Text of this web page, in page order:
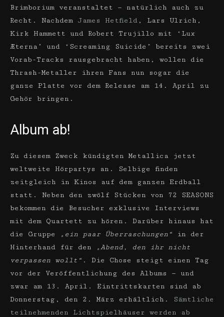
Brimborium veranstaltet — natürlich auch zu
Recht. Nachdem James Hetfield , Lars Ulrich,
Kirk Hammett und Robert Trujillo mit ‘Lux
Æterna’ und ‘Screaming Suicide’ bereits zwei
Vorab-Tracks rausgebracht haben, wollen die
Thrash-Metaller ihren Fans nun sogar die
ganze Platte vor dem Release am 14. April zu
Gehör bringen.
Album ab!
Zu diesem Zweck kündigten Metallica jetzt
weltweite Hörpartys an. Selbige finden
zeitgleich in Kinos auf dem ganzen Erdball
statt. Neben den zwölf Stücken von 72 SEASONS
bekommen die Besucher exklusive Interviews
mit dem Quartett zu hören. Darüber hinaus hat
die Gruppe
„ein paar Überraschungen“ in der
Hinterhand für den
„Abend, den ihr nicht
verpassen wollt“ . Die Chose steigt einen Tag
vor der Veröffentlichung des Albums — und
zwar am 13. April. Eintrittskarten sind ab
Donnerstag, den 2. März erhältlich.
Sämtliche
teilnehmenden Lichtspielhäuser werden ab